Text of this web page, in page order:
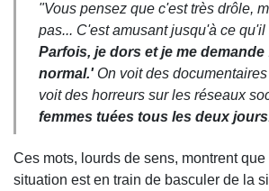
"Vous pensez que c'est très drôle,
pas... C'est amusant jusqu'à ce qu'il
Parfois, je dors et je me
normal.'On voit des
voit des horreurs sur les réseaux
femmes tuées tous les deux jours
Ces mots, lourds de sens, montrent
situation est en train de basculer de la